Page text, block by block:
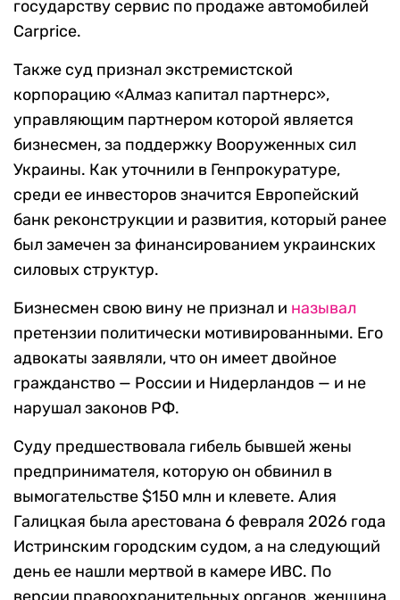
государству сервис по продаже автомобилей
Carprice.
Также суд признал экстремистской
корпорацию «Алмаз капитал партнерс»,
управляющим партнером которой является
бизнесмен, за поддержку Вооруженных сил
Украины. Как уточнили в Генпрокуратуре,
среди ее инвесторов значится Европейский
банк реконструкции и развития, который ранее
был замечен за финансированием украинских
силовых структур.
Бизнесмен свою вину не признал и называл
претензии политически мотивированными. Его
адвокаты заявляли, что он имеет двойное
гражданство — России и Нидерландов — и не
нарушал законов РФ.
Суду предшествовала гибель бывшей жены
предпринимателя, которую он обвинил в
вымогательстве $150 млн и клевете. Алия
Галицкая была арестована 6 февраля 2026 года
Истринским городским судом, а на следующий
день ее нашли мертвой в камере ИВС. По